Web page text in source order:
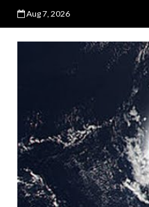
Aug 7, 2026